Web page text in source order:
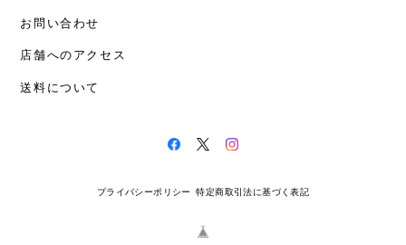
お問い合わせ
店舗へのアクセス
送料について
プライバシーポリシー 特定商取引法に基づく表記